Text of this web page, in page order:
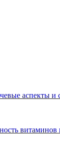
аспекты